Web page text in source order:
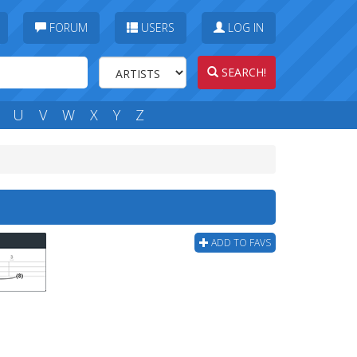
FORUM USERS LOG IN
SEARCH!
U V W X Y Z
ADD TO FAVS